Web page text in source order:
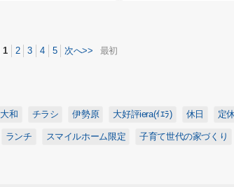
1 2 3 4 5 次へ>> 最初
大和 チラシ 伊勢原 大好評iera(ｲｴﾗ) 休日 定
ランチ スマイルホーム限定 子育て世代の家づくり